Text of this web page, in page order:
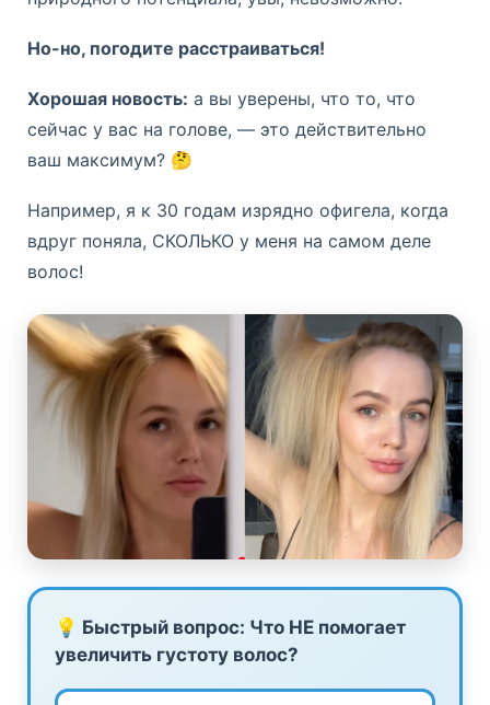
Основные правила. Отметьте те, которые
1. Хорошо смачивайте волосы
убедитесь, что волосы полностью
намокли. Тёплая вода раскрывает
2.
Используйте подходящий
шампунь
Шампунь подбирайте исходя из
типа кожи головы, а не волос.
Например, если у вас жирные
корни, выбирайте шампунь для
глубокого очищения, даже если
концы сухие.
3.
Разводите шампунь с водой
Наносить концентрированный
шампунь прямо на голову — не
Но-но, погодите расстраиваться!
Хорошая новость: а вы уверены, что то, что
сейчас у вас на голове, — это действительно
ваш максимум? 🤔
Например, я к 30 годам изрядно офигела, когда
вдруг поняла, СКОЛЬКО у меня на самом деле
волос!
💡 Быстрый вопрос: Что НЕ помогает
увеличить густоту волос?